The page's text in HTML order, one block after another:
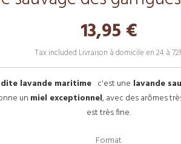
13,95 €
Tax included Livraison à domicile en 24 à
lavande maritime c'est une lavande
un miel exceptionnel, avec des arômes
est très fine.
Format